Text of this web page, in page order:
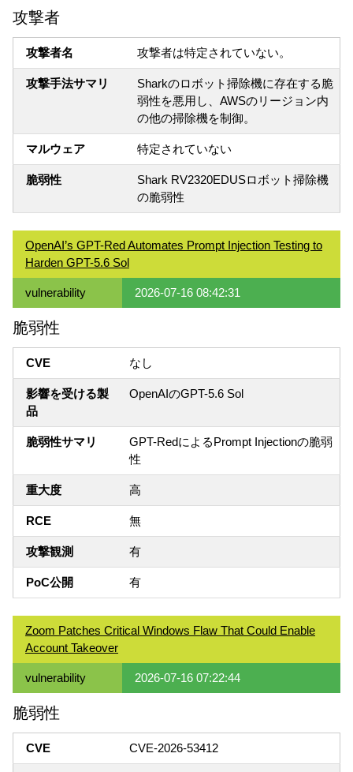
攻撃者
攻撃者名 攻撃者は特定されていない。
攻撃手法サマリ
Sharkのロボット掃除機に存在する脆
弱性を悪用し、AWSのリージョン内
の他の掃除機を制御。
マルウェア 特定されていない
脆弱性
Shark RV2320EDUSロボット掃除機
の脆弱性
OpenAI’s GPT-Red Automates Prompt Injection Testing to
Harden GPT-5.6 Sol
vulnerability 2026-07-16 08:42:31
脆弱性
CVE なし
影響を受ける製
品
OpenAIのGPT-5.6 Sol
脆弱性サマリ
GPT-RedによるPrompt Injectionの脆弱
性
重大度 高
RCE 無
攻撃観測 有
PoC公開 有
Zoom Patches Critical Windows Flaw That Could Enable
Account Takeover
vulnerability 2026-07-16 07:22:44
脆弱性
CVE CVE-2026-53412